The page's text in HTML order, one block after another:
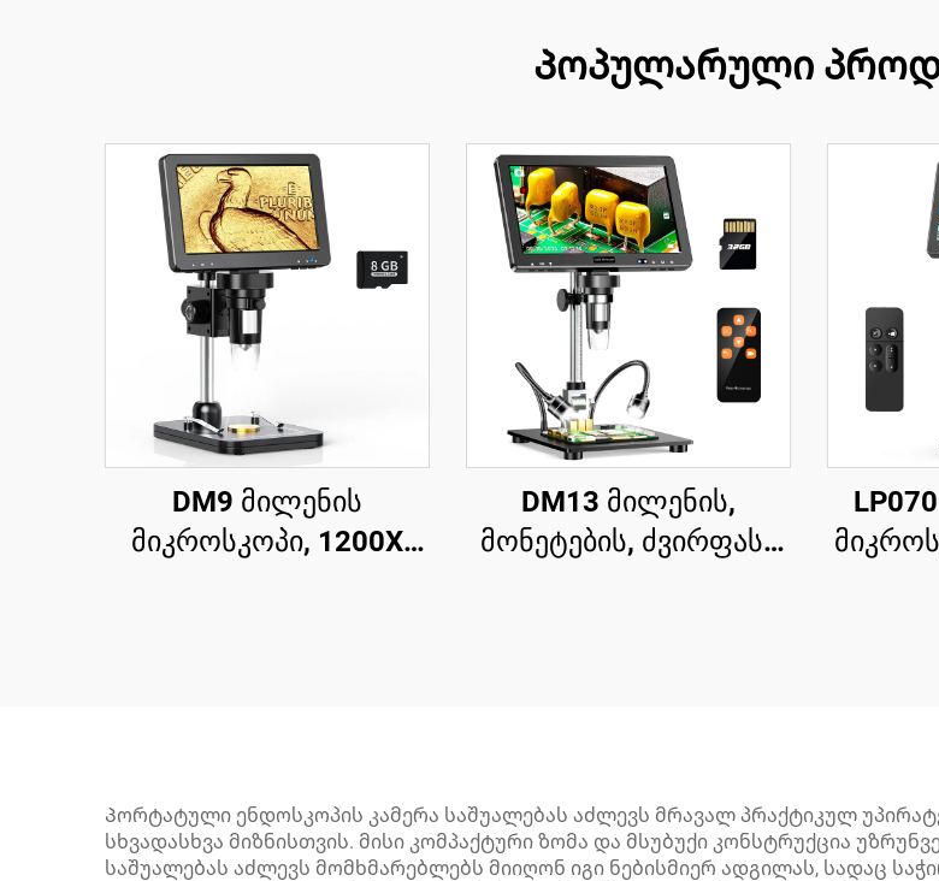
Პოპულარული
DM9 მილენის
მიკროსკოპი, 1200X
DM13 მილენის,
მონეტების, ძვირფასი
Პორტატული ენდოსკოპის კამერა საშუალებას აძლევს მრავალ პრაქტიკულ
სხვადასხვა მიზნისთვის. მისი კომპაქტური ზომა და მსუბუქი კონსტრუქცია
საშუალებას აძლევს მომხმარებლებს მიიღონ იგი ნებისმიერ ადგილას, სადაც